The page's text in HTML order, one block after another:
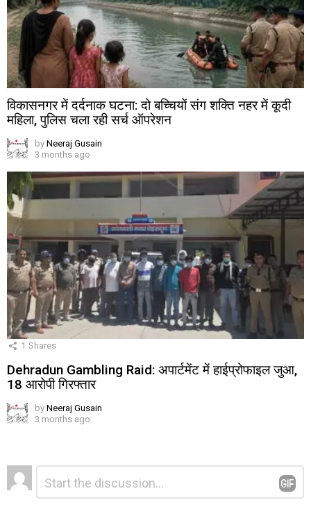
विकासनगर में दर्दनाक घटना: दो बच्चियों संग शक्ति नहर में कूदी
महिला, पुलिस चला रही सर्च ऑपरेशन
by Neeraj Gusain
3 months ago
1 Shares
Dehradun Gambling Raid: अपार्टमेंट में हाईप्रोफाइल जुआ,
18 आरोपी गिरफ्तार
by Neeraj Gusain
3 months ago
Leave
a
Reply